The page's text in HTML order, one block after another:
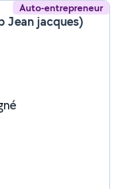
Auto-entrepreneur
Jean jacques)